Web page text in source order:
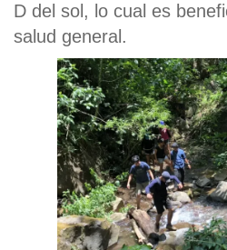
D del sol, lo cual es
salud general.